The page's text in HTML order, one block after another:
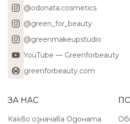
@odonata.cosmetics
@green_for_beauty
@greenmakeupstudio
YouTube — Greenforbeauty
greenforbeauty.com
ЗА НАС
Какво означава Одоната